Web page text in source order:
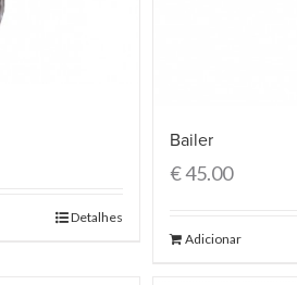
Detalhes
Bailer
€45.00
Adicionar